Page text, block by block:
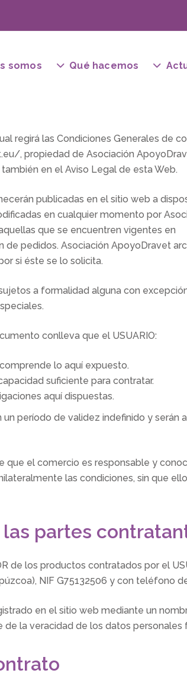
somos Qué hacemos
regirá las Condiciones Generales de
, propiedad de Asociación
en el Aviso Legal de esta Web.
publicadas en el sitio web a
en cualquier momento por
que se encuentren vigentes en
de pedidos. Asociación ApoyoDravet
si éste se lo solicita.
a formalidad alguna con
conlleva que el USUARIO:
lo aquí expuesto.
suficiente para contratar.
aquí dispuestas.
un período de validez indefinido y
que el comercio es responsable y
las condiciones, sin que
partes
de los productos contratados por el
NIF G75132506 y con teléfono
en el sitio web mediante un
de la veracidad de los datos personales